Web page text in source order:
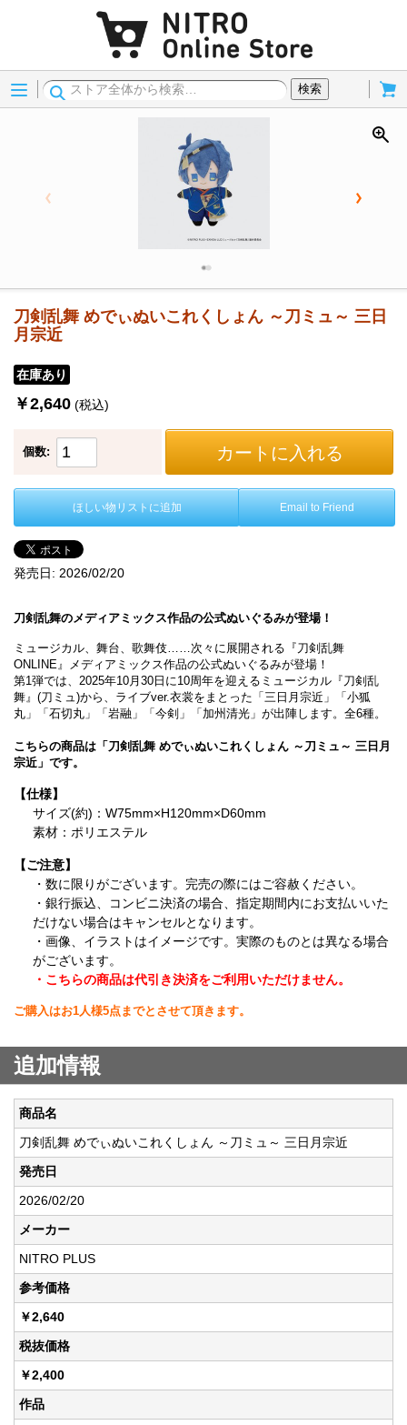
Menu
検索
刀剣乱舞 めでぃぬいこれくしょん ～刀ミュ～ 三日
月宗近
在庫あり
￥2,640 (税込)
個数: カートに入れる
ほしい物リストに追加 Email to Friend
発売日: 2026/02/20
刀剣乱舞のメディアミックス作品の公式ぬいぐるみが登場！
ミュージカル、舞台、歌舞伎……次々に展開される『刀剣乱舞
ONLINE』メディアミックス作品の公式ぬいぐるみが登場！
第1弾では、2025年10月30日に10周年を迎えるミュージカル『刀剣乱
舞』(刀ミュ)から、ライブver.衣裳をまとった「三日月宗近」「小狐
丸」「石切丸」「岩融」「今剣」「加州清光」が出陣します。全6種。
こちらの商品は「刀剣乱舞 めでぃぬいこれくしょん ～刀ミュ～ 三日月
宗近」です。
【仕様】
サイズ(約)：W75mm×H120mm×D60mm
素材：ポリエステル
【ご注意】
・数に限りがございます。完売の際にはご容赦ください。
・銀行振込、コンビニ決済の場合、指定期間内にお支払いいた
だけない場合はキャンセルとなります。
・画像、イラストはイメージです。実際のものとは異なる場合
がございます。
・こちらの商品は代引き決済をご利用いただけません。
ご購入はお1人様5点までとさせて頂きます。
追加情報
商品名
刀剣乱舞 めでぃぬいこれくしょん ～刀ミュ～ 三日月宗近
発売日
2026/02/20
メーカー
NITRO PLUS
参考価格
￥2,640
税抜価格
￥2,400
作品